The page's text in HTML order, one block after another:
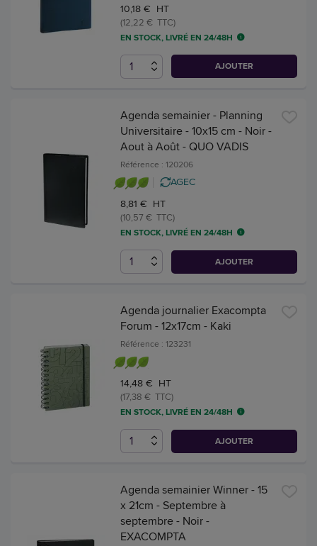
10,18 € HT
(12,22 € TTC)
EN STOCK, LIVRÉ EN 24/48H
AJOUTER
Agenda semainier - Planning
Universitaire - 10x15 cm - Noir -
Aout à Août - QUO VADIS
Référence : 120206
AGEC
8,81 € HT
(10,57 € TTC)
EN STOCK, LIVRÉ EN 24/48H
AJOUTER
Agenda journalier Exacompta
Forum - 12x17cm - Kaki
Référence : 123231
14,48 € HT
(17,38 € TTC)
EN STOCK, LIVRÉ EN 24/48H
AJOUTER
Agenda semainier Winner - 15
x 21cm - Septembre à
septembre - Noir -
EXACOMPTA